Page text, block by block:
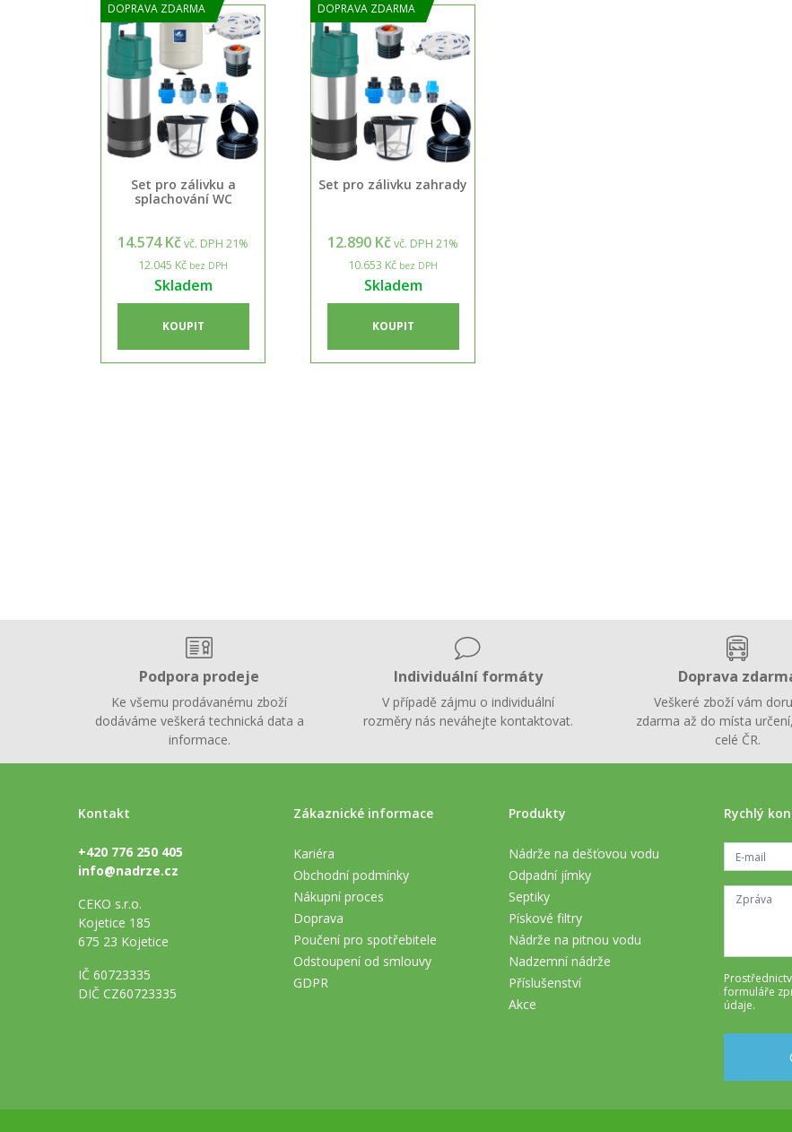
DOPRAVA ZDARMA
Set pro zálivku a
splachování WC
14.574 Kčvč. DPH 21%
12.045 Kč bez DPH
Skladem
KOUPIT
DOPRAVA ZDARMA
Set pro zálivku zahrady
12.890 Kčvč. DPH 21%
10.653 Kč bez DPH
Skladem
KOUPIT
Podpora prodeje
Ke všemu prodávanému zboží
dodáváme veškerá technická data a
informace.
Individuální formáty
V případě zájmu o individuální
rozměry nás neváhejte kontaktovat.
Doprava
Veškeré zboží vám
zdarma až do místa
celé ČR.
Kontakt
+420 776 250 405
info@nadrze.cz
CEKO s.r.o.
Kojetice 185
675 23 Kojetice
IČ 60723335
DIČ CZ60723335
Zákaznické informace
Kariéra
Obchodní podmínky
Nákupní proces
Doprava
Poučení pro spotřebitele
Odstoupení od smlouvy
GDPR
Produkty
Nádrže na dešťovou vodu
Odpadní jímky
Septiky
Pískové filtry
Nádrže na pitnou vodu
Nadzemní nádrže
Příslušenství
Akce
Rychlý
formuláře
údaje.